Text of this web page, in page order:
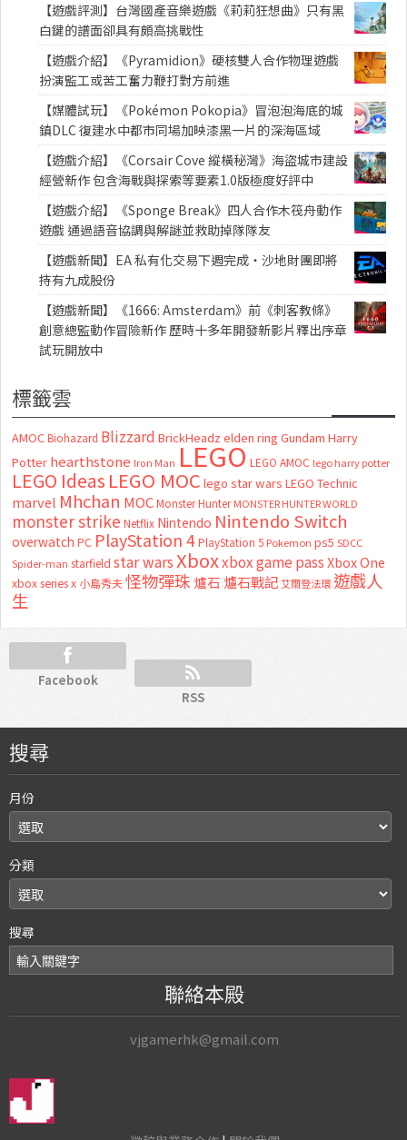
【遊戲評測】台灣國產音樂遊戲《莉莉狂想曲》只有黑
白鍵的譜面卻具有頗高挑戰性
【遊戲介紹】《Pyramidion》硬核雙人合作物理遊戲
扮演監工或苦工奮力鞭打對方前進
【媒體試玩】《Pokémon Pokopia》冒泡泡海底的城
鎮DLC 復建水中都市同場加映漆黑一片的深海區域
【遊戲介紹】《Corsair Cove 縱橫秘灣》海盜城市建設
經營新作 包含海戰與探索等要素1.0版極度好評中
【遊戲介紹】《Sponge Break》四人合作木筏舟動作
遊戲 通過語音協調與解謎並救助掉隊隊友
【遊戲新聞】EA 私有化交易下週完成・沙地財團即將
持有九成股份
【遊戲新聞】《1666: Amsterdam》前《刺客教條》
創意總監動作冒險新作 歷時十多年開發新影片釋出序章
試玩開放中
標籤雲
AMOC Biohazard Blizzard BrickHeadz elden ring Gundam Harry
Potter hearthstone Iron Man LEGO LEGO AMOC lego harry potter
LEGO Ideas LEGO MOC lego star wars LEGO Technic
marvel Mhchan MOC Monster Hunter MONSTER HUNTER WORLD
monster strike Netflix Nintendo Nintendo Switch
overwatch PC PlayStation 4 PlayStation 5 Pokemon ps5 SDCC
Spider-man starfield star warsXboxxbox game passXbox One
xbox series x 小島秀夫怪物彈珠 爐石 爐石戰記艾爾登法環 遊戲人
生
Facebook
RSS
搜尋
月份
分類
搜尋
聯絡本殿
vjgamerhk@gmail.com